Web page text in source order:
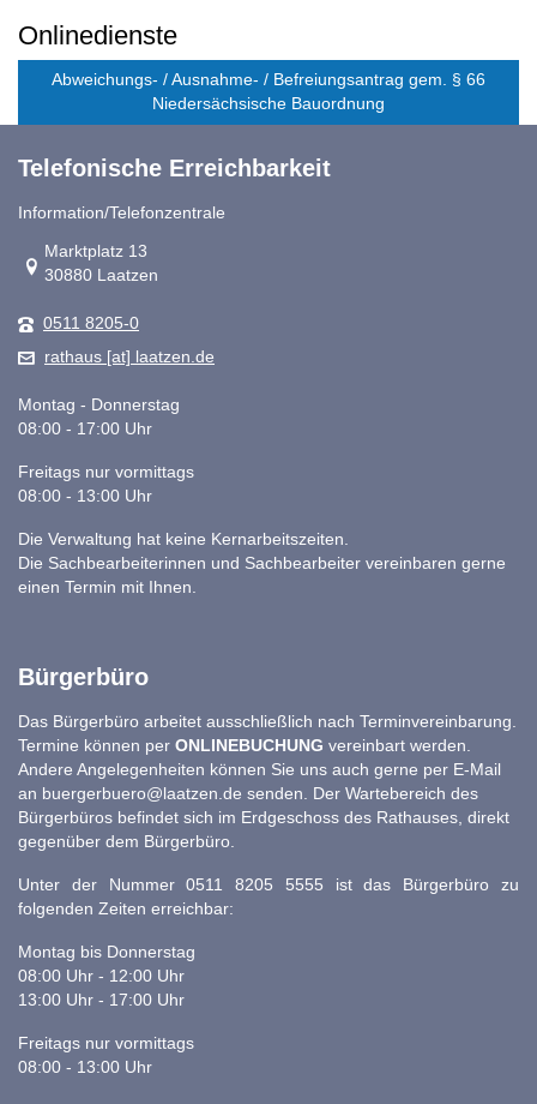
Onlinedienste
Abweichungs- / Ausnahme- / Befreiungsantrag gem. § 66
Niedersächsische Bauordnung
Telefonische Erreichbarkeit
Information/Telefonzentrale
Link zur Google-Maps Navigation
Marktplatz 13
30880 Laatzen
0511 8205-0
rathaus [at] laatzen.de
Montag - Donnerstag
08:00 - 17:00 Uhr
Freitags nur vormittags
08:00 - 13:00 Uhr
Die Verwaltung hat keine Kernarbeitszeiten.
Die Sachbearbeiterinnen und Sachbearbeiter vereinbaren gerne
einen Termin mit Ihnen.
Bürgerbüro
Das Bürgerbüro arbeitet ausschließlich nach Terminvereinbarung.
Termine können per ONLINEBUCHUNG vereinbart werden.
Andere Angelegenheiten können Sie uns auch gerne per E-Mail
an buergerbuero@laatzen.de senden. Der Wartebereich des
Bürgerbüros befindet sich im Erdgeschoss des Rathauses, direkt
gegenüber dem Bürgerbüro.
Unter der Nummer 0511 8205 5555 ist das Bürgerbüro zu
folgenden Zeiten erreichbar:
Montag bis Donnerstag
08:00 Uhr - 12:00 Uhr
13:00 Uhr - 17:00 Uhr
Freitags nur vormittags
08:00 - 13:00 Uhr